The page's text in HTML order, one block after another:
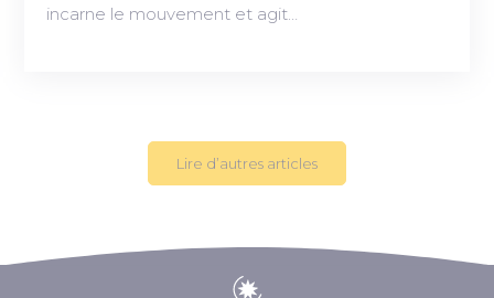
incarne le mouvement et agit…
Lire d’autres articles